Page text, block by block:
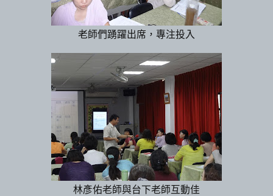
老師們踴躍出席，專注投入
林彥佑老師與台下老師互動佳